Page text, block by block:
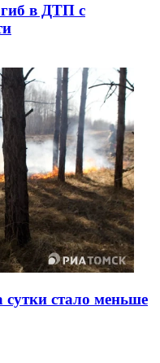
в ДТП с
сутки стало меньше